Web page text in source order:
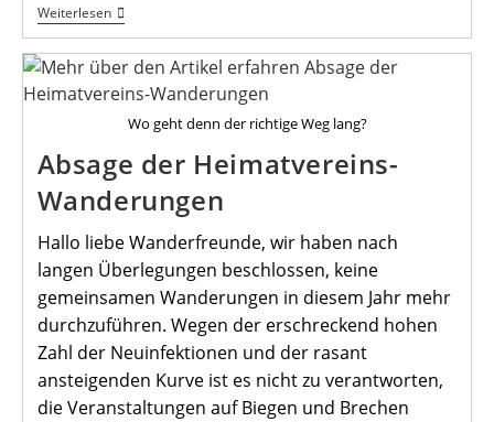
WeiterlesenVerschiebung
Der
2020
Wo geht denn der richtige Weg lang?
Absage der Heimatvereins-
Wanderungen
Hallo liebe Wanderfreunde, wir haben nach
langen Überlegungen beschlossen, keine
gemeinsamen Wanderungen in diesem Jahr mehr
durchzuführen. Wegen der erschreckend hohen
Zahl der Neuinfektionen und der rasant
ansteigenden Kurve ist es nicht zu verantworten,
die Veranstaltungen auf Biegen und Brechen